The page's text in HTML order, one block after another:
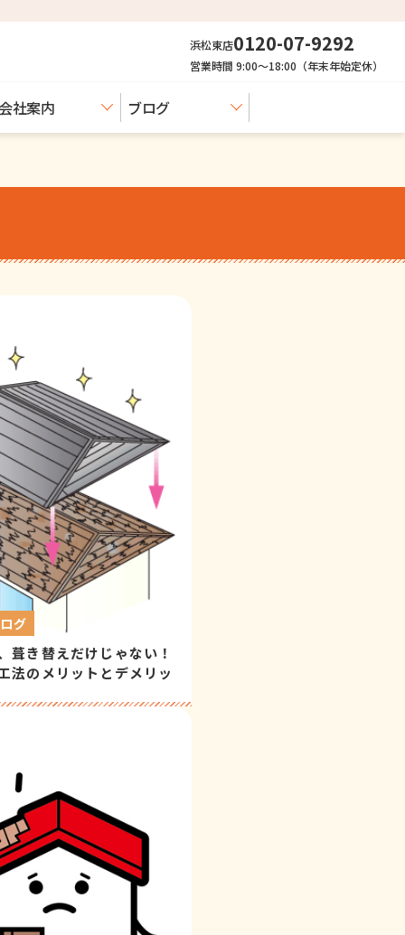
浜松東店0120-07-9292
営業時間 9:00〜18:00（年末年始定休）
会社案内 ブログ
グ
葺き替えだけじゃない！
法のメリットとデメリッ